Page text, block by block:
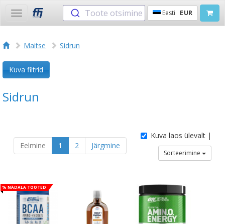
Toggle
navigation
Toote otsimine Eesti EUR
Maitse Sidrun
Kuva filtrid
Sidrun
Eelmine 1 2 Järgmine
Kuva laos ülevalt |
Sorteerimine
% Nädala tooted